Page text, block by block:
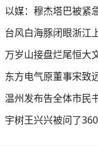
以媒：穆杰塔巴被紧
万岁山接盘烂尾恒大
东方电气原董事宋致
温州发布告全体市民
宇树王兴兴被问了